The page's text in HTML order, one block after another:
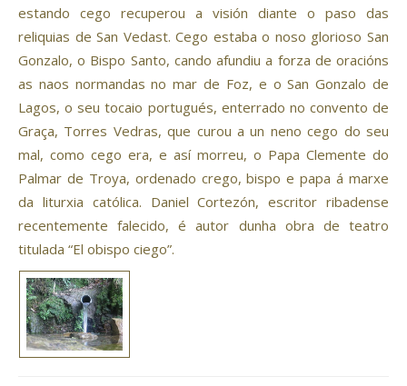
estando cego recuperou a visión diante o paso das
reliquias de San Vedast. Cego estaba o noso glorioso San
Gonzalo, o Bispo Santo, cando afundiu a forza de oracións
as naos normandas no mar de Foz, e o San Gonzalo de
Lagos, o seu tocaio portugués, enterrado no convento de
Graça, Torres Vedras, que curou a un neno cego do seu
mal, como cego era, e así morreu, o Papa Clemente do
Palmar de Troya, ordenado crego, bispo e papa á marxe
da liturxia católica. Daniel Cortezón, escritor ribadense
recentemente falecido, é autor dunha obra de teatro
titulada “El obispo ciego”.